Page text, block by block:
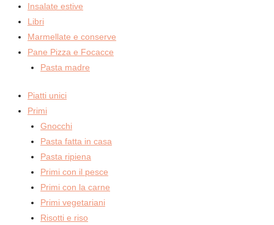
Insalate estive
Libri
Marmellate e conserve
Pane Pizza e Focacce
Pasta madre
Piatti unici
Primi
Gnocchi
Pasta fatta in casa
Pasta ripiena
Primi con il pesce
Primi con la carne
Primi vegetariani
Risotti e riso